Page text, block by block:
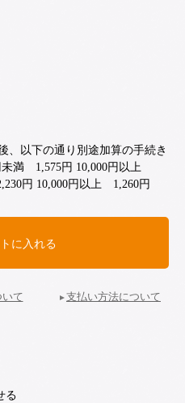
、以下の通り別途加算の手続き
未満 1,575円 10,000円以上
円 10,000円以上 1,260円
に入れる
て 支払い方法について
る